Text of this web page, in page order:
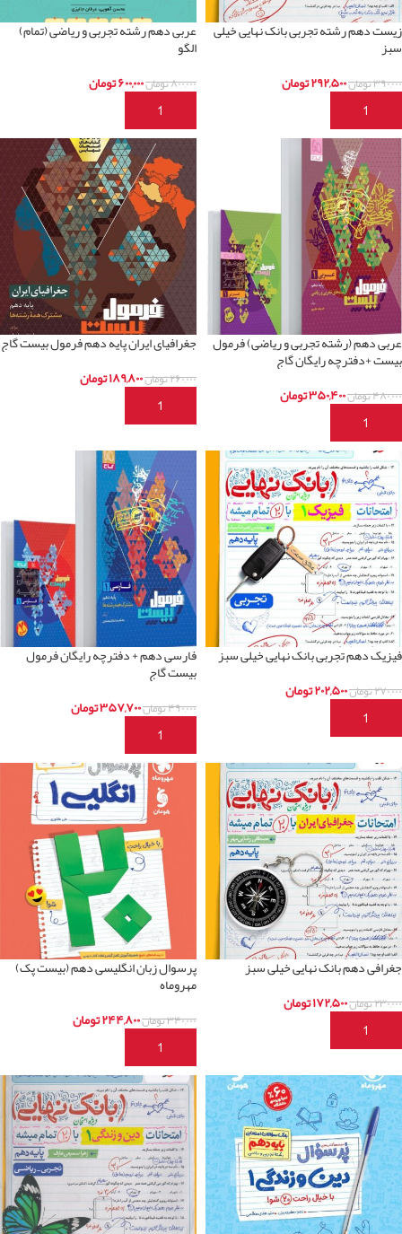
زیست دهم رشته تجربی بانک نهایی خیلی
سبز
۳۹۰,۰۰۰تومان۲۹۲,۵۰۰تومان
افزودن به سبد خرید
عربی دهم رشته تجربی و ریاضی (تمام)
الگو
۸۰۰,۰۰۰تومان۶۰۰,۰۰۰تومان
افزودن به سبد خرید
عربی دهم (رشته تجربی و ریاضی) فرمول
بیست +دفترچه رایگان گاج
۴۸۰,۰۰۰تومان۳۵۰,۴۰۰تومان
افزودن به سبد خرید
جغرافیای ایران پایه دهم فرمول بیست گاج
۲۶۰,۰۰۰تومان۱۸۹,۸۰۰تومان
افزودن به سبد خرید
فیزیک دهم تجربی بانک نهایی خیلی سبز
۲۷۰,۰۰۰تومان۲۰۲,۵۰۰تومان
افزودن به سبد خرید
فارسی دهم + دفترچه رایگان فرمول
بیست گاج
۴۹۰,۰۰۰تومان۳۵۷,۷۰۰تومان
افزودن به سبد خرید
جغرافی دهم بانک نهایی خیلی سبز
۲۳۰,۰۰۰تومان۱۷۲,۵۰۰تومان
افزودن به سبد خرید
پرسوال زبان انگلیسی دهم (بیست پک)
مهروماه
۳۴۰,۰۰۰تومان۲۴۴,۸۰۰تومان
افزودن به سبد خرید